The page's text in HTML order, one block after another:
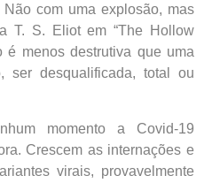
com uma explosão, mas
T. S. Eliot em “The Hollow
é menos destrutiva que uma
ser desqualificada, total ou
momento a Covid-19
Crescem as internações e
virais, provavelmente